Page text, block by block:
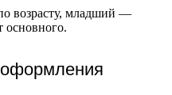
возрасту, младший —
основного.